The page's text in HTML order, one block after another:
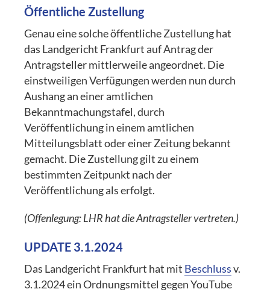
Öffentliche Zustellung
Genau eine solche öffentliche Zustellung hat
das Landgericht Frankfurt auf Antrag der
Antragsteller mittlerweile angeordnet. Die
einstweiligen Verfügungen werden nun durch
Aushang an einer amtlichen
Bekanntmachungstafel, durch
Veröffentlichung in einem amtlichen
Mitteilungsblatt oder einer Zeitung bekannt
gemacht. Die Zustellung gilt zu einem
bestimmten Zeitpunkt nach der
Veröffentlichung als erfolgt.
(Offenlegung: LHR hat die Antragsteller vertreten.)
UPDATE 3.1.2024
Das Landgericht Frankfurt hat mit Beschlussv.
3.1.2024 ein Ordnungsmittel gegen YouTube